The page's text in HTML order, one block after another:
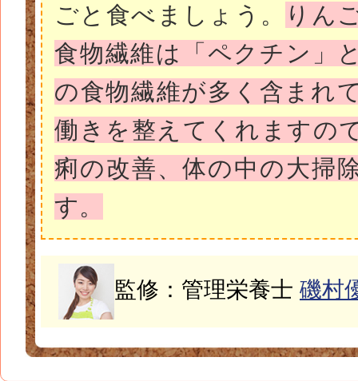
ごと食べましょう。
りん
食物繊維は「ペクチン」
の食物繊維が多く含まれ
働きを整えてくれますの
痢の改善、体の中の大掃
す。
監修：管理栄養士 磯村